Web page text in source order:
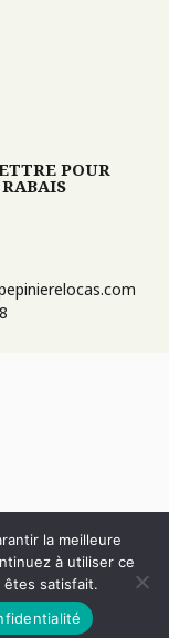
POUR
la meilleure
à utiliser ce
satisfait.